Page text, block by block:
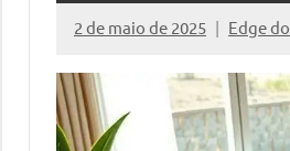
2 de maio de 2025 Edge
Nenhum
Comentário